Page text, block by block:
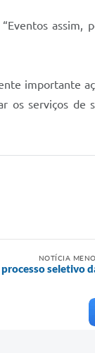
assim,
importante
os serviços de
NOTÍCIA
seletivo